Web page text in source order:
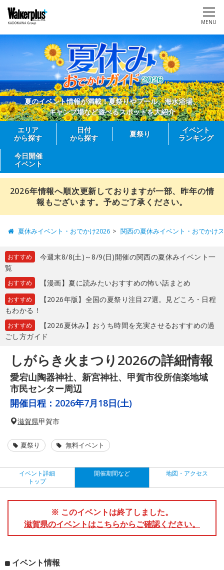
MENU
夏のイベント情報が満載！夏祭りやプール、海水浴場、
キャンプ場など遊べるスポットを大紹介
エリア
から探す
日付
から探す
夏祭り
イベント
ランキング
今日開催
イベント
2026年情報へ順次更新しておりますが一部、昨年の情
報もございます。予めご了承ください。
夏休みイベント・おでかけ2026 関西の夏休みイベント・おでかけ
おすすめ
今週末8/8(土)～8/9(日)開催の関西の夏休みイベント一
覧
おすすめ 【漫画】夏に読みたいおすすめの怖い話まとめ
おすすめ
【2026年版】全国の夏祭り注目27選。見どころ・日程
もわかる！
おすすめ
【2026夏休み】おうち時間を充実させるおすすめの過
ごし方ガイド
しがらき火まつり2026の詳細情報
愛宕山陶器神社、新宮神社、甲賀市役所信楽地域
市民センター周辺
開催日程： 2026年7月18日(土)
滋賀県甲賀市
夏祭り 無料イベント
イベント詳細
トップ
開催期間など 地図・アクセス
※ このイベントは終了しました。
滋賀県のイベントはこちらからご確認ください。
イベント情報